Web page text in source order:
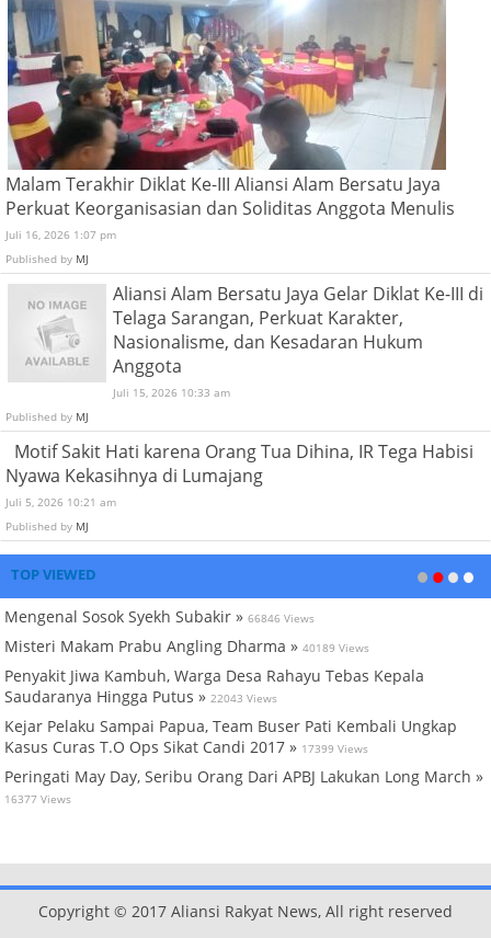
Malam Terakhir Diklat Ke-III Aliansi Alam Bersatu Jaya
Perkuat Keorganisasian dan Soliditas Anggota Menulis
Juli 16, 2026 1:07 pm
Published by MJ
Aliansi Alam Bersatu Jaya Gelar Diklat Ke-III di
Telaga Sarangan, Perkuat Karakter,
Nasionalisme, dan Kesadaran Hukum
Anggota
Juli 15, 2026 10:33 am
Published by MJ
Motif Sakit Hati karena Orang Tua Dihina, IR Tega Habisi
Nyawa Kekasihnya di Lumajang
Juli 5, 2026 10:21 am
Published by MJ
TOP VIEWED
Mengenal Sosok Syekh Subakir » 66846 Views
Misteri Makam Prabu Angling Dharma » 40189 Views
Penyakit Jiwa Kambuh, Warga Desa Rahayu Tebas Kepala
Saudaranya Hingga Putus » 22043 Views
Kejar Pelaku Sampai Papua, Team Buser Pati Kembali Ungkap
Kasus Curas T.O Ops Sikat Candi 2017 » 17399 Views
Peringati May Day, Seribu Orang Dari APBJ Lakukan Long March »
16377 Views
Copyright © 2017 Aliansi Rakyat News, All right reserved